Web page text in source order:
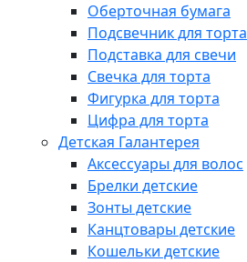
Оберточная бумага
Подсвечник для торта
Подставка для свечи
Свечка для торта
Фигурка для торта
Цифра для торта
Детская Галантерея
Аксессуары для волос
Брелки детские
Зонты детские
Канцтовары детские
Кошельки детские